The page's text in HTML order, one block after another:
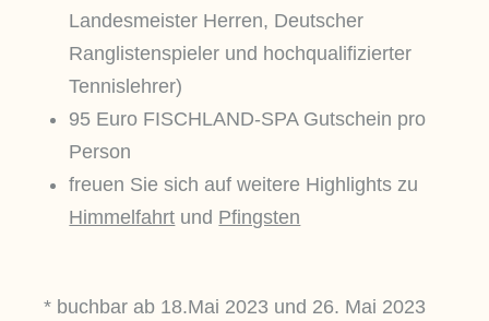
Landesmeister Herren, Deutscher
Ranglistenspieler und hochqualifizierter
Tennislehrer)
95 Euro FISCHLAND-SPA Gutschein pro
Person
freuen Sie sich auf weitere Highlights zu
Himmelfahrt und Pfingsten
* buchbar ab 18.Mai 2023 und 26. Mai 2023